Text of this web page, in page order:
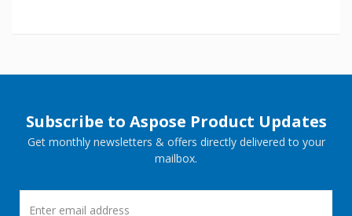
Subscribe to Aspose Product Updates
Get monthly newsletters & offers directly delivered to your
mailbox.